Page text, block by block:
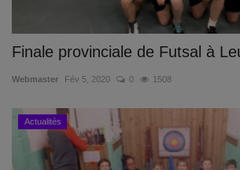
Finale provinciale de Futsal à
Webmaster Fév 5, 2020 0 1508
Actualités